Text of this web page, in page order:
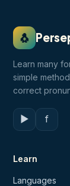
🐧
Learn many
simple
correct
▶ f
Learn
Languages